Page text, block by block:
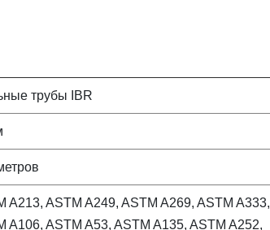
трубы IBR
A213, ASTM A249, ASTM A269, ASTM A333,
A106, ASTM A53, ASTM A135, ASTM A252,